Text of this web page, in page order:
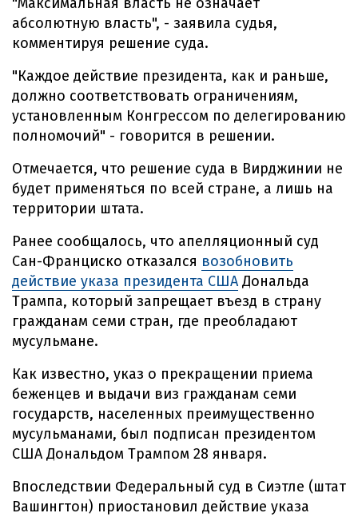
абсолютную власть", - заявила судья,
комментируя решение суда.
"Каждое действие президента, как и раньше,
должно соответствовать ограничениям,
установленным Конгрессом по делегированию
полномочий" - говорится в решении.
Отмечается, что решение суда в Вирджинии не
будет применяться по всей стране, а лишь на
территории штата.
Ранее сообщалось, что апелляционный суд
Сан-Франциско отказался возобновить
действие указа президента США Дональда
Трампа, который запрещает въезд в страну
гражданам семи стран, где преобладают
мусульмане.
Как известно, указ о прекращении приема
беженцев и выдачи виз гражданам семи
государств, населенных преимущественно
мусульманами, был подписан президентом
США Дональдом Трампом 28 января.
Впоследствии Федеральный суд в Сиэтле (штат
Вашингтон) приостановил действие указа